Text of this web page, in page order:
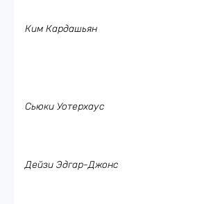
Ким Кардашьян
Сьюки Уотерхаус
Дейзи Эдгар-Джонс